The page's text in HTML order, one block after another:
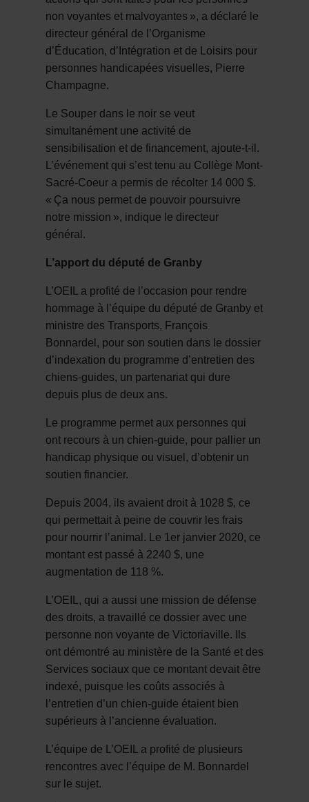
non voyantes et malvoyantes », a d éclaré le
directeur général de l ’Organisme
d ’Éducation, d ’ Intégration et de Loisirs pour
personnes handicapées visuelles, Pierre
Champagne.
Le Souper dans le noir se veut
simultanément une activité de
sensibilisation et de financement, ajoute-t-il.
L’événement qui s’est tenu au Collège Mont-
Sacré-Coeur a permis de récolter 14 000 $.
« Ça nous permet de pouvoir poursuivre
notre mission », indique le directeur
général.
L’apport du député de Granby
L’OEIL a profité de l’occasion pour rendre
hommage à l’équipe du député de Granby et
ministre des Transports, François
Bonnardel, pour son soutien dans le dossier
d’indexation du programme d’entretien des
chiens-guides, un partenariat qui dure
depuis plus de deux ans.
Le programme permet aux personnes qui
ont recours à un chien-guide, pour pallier un
handicap physique ou visuel, d’obtenir un
soutien financier.
Depuis 2004, ils avaient droit à 1028 $, ce
qui permettait à peine de couvrir les frais
pour nourrir l’animal. Le 1er janvier 2020, ce
montant est passé à 2240 $, une
augmentation de 118 %.
L’OEIL, qui a aussi une mission de défense
des droits, a travaillé ce dossier avec une
personne non voyante de Victoriaville. Ils
ont démontré au ministère de la Santé et des
Services sociaux que ce montant devait être
indexé, puisque les coûts associés à
l’entretien d’un chien-guide étaient bien
supérieurs à l’ancienne évaluation.
L’équipe de L’OEIL a profité de plusieurs
rencontres avec l’équipe de M. Bonnardel
sur le sujet.